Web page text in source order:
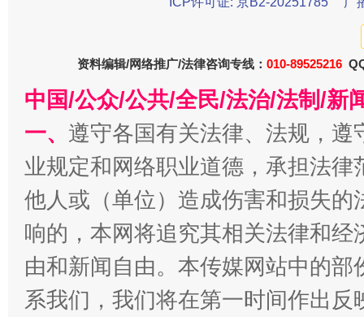
千年窑火 生生不息 一
资料编辑/网络推广/法律咨询专线： 010-89525216
中国/公众/公共/全民/法治/法制/新
一、 遵守各国有关法律、法规，
业规定和网络职业道德，承担法
他人或（单位）造成伤害和损失
响的，本网将追究其相关法律和
由和新闻自由。本传媒网站中的
系我们，我们将在第一时间作出